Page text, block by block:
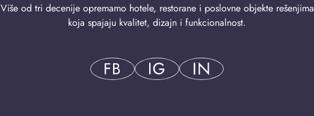
Više od tri decenije opremamo hotele, restorane i poslovne objekte rešenjima
koja spajaju kvalitet, dizajn i funkcionalnost.